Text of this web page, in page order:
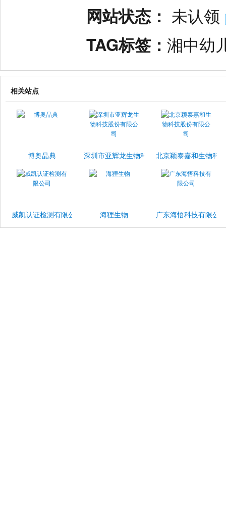
网站状态： 未认领
TAG标签： 湘中幼
相关站点
博奥晶典 深圳市亚辉龙生物科技股份有限公司
北京颖泰嘉和生物科
威凯认证检测有限公司 海狸生物 广东海悟科技有限公司